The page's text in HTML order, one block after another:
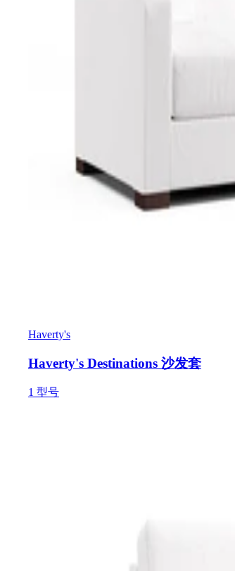
Haverty's
Haverty's Destinations 沙发套
1 型号